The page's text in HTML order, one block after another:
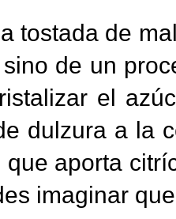
tostada de
de un
el
dulzura a la
que aporta
imaginar